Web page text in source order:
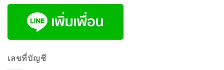
เลขที่บัญชี